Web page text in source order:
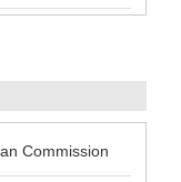
Commission